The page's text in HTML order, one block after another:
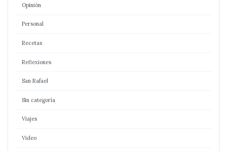
Opinión
Personal
Recetas
Reflexiones
San Rafael
Sin categoría
Viajes
Video